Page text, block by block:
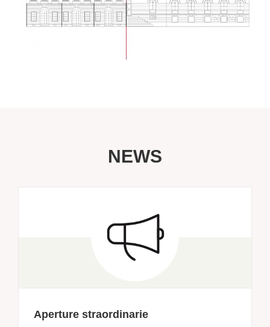
NEWS
Aperture straordinarie